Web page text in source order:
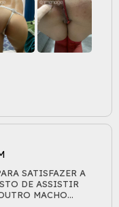
SATISFAZER A
DE ASSISTIR
MACHO